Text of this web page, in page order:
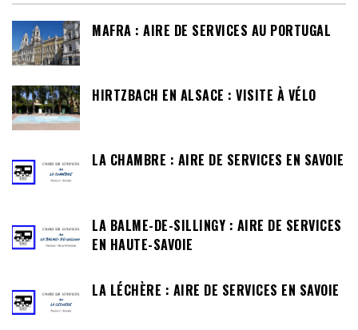
MAFRA : AIRE DE SERVICES AU PORTUGAL
HIRTZBACH EN ALSACE : VISITE À VÉLO
LA CHAMBRE : AIRE DE SERVICES EN SAVOIE
LA BALME-DE-SILLINGY : AIRE DE SERVICES
EN HAUTE-SAVOIE
LA LÉCHÈRE : AIRE DE SERVICES EN SAVOIE